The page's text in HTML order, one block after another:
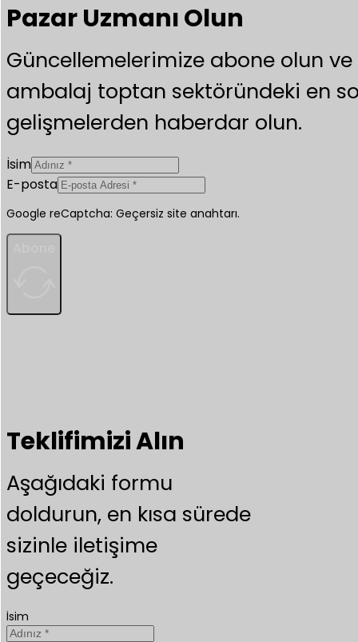
Pazar Uzmanı Olun
Güncellemelerimize abone olun
ambalaj toptan sektöründeki en
gelişmelerden haberdar olun.
İsim
E-posta
Google reCaptcha: Geçersiz site anahtarı.
Teklifimizi Alın
Aşağıdaki formu
doldurun, en kısa sürede
sizinle iletişime
geçeceğiz.
İsim